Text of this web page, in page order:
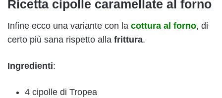
Ricetta cipolle caramellate al forno
Infine ecco una variante con la cottura al forno, di
certo più sana rispetto alla frittura.
Ingredienti:
4 cipolle di Tropea